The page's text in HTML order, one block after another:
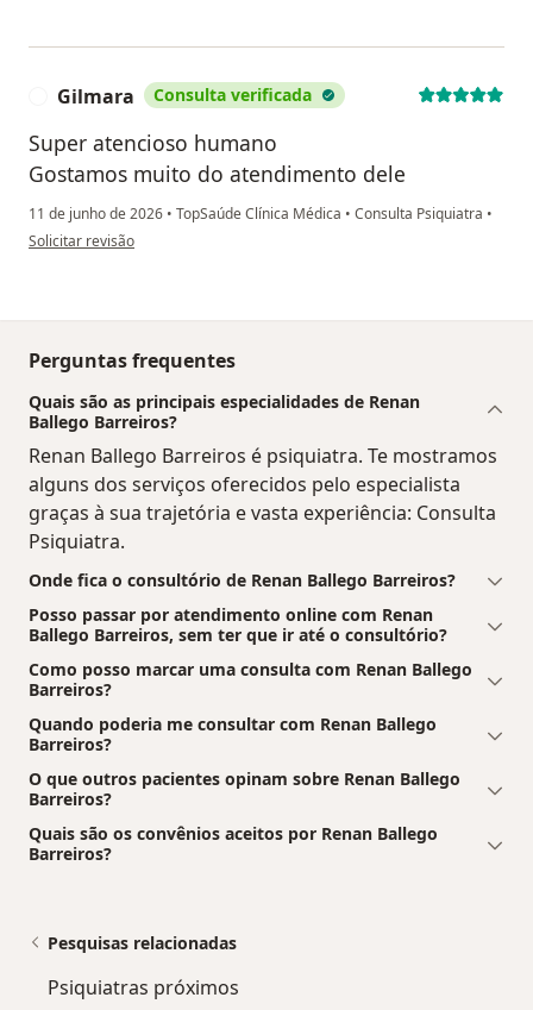
Gilmara Consulta verificada
Super atencioso humano
Gostamos muito do atendimento dele
11 de junho de 2026 • TopSaúde Clínica Médica • Consulta Psiquiatra •
na opinião do utilizador Gilmara
Solicitar revisão
Perguntas frequentes
Quais são as principais especialidades de Renan
Ballego Barreiros?
Renan Ballego Barreiros é psiquiatra. Te mostramos
alguns dos serviços oferecidos pelo especialista
graças à sua trajetória e vasta experiência: Consulta
Psiquiatra.
Onde fica o consultório de Renan Ballego Barreiros?
Posso passar por atendimento online com Renan
Ballego Barreiros, sem ter que ir até o consultório?
Como posso marcar uma consulta com Renan Ballego
Barreiros?
Quando poderia me consultar com Renan Ballego
Barreiros?
O que outros pacientes opinam sobre Renan Ballego
Barreiros?
Quais são os convênios aceitos por Renan Ballego
Barreiros?
Pesquisas relacionadas
Psiquiatras próximos